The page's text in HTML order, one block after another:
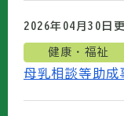
2026年04月30日
健康・福祉
母乳相談等助成